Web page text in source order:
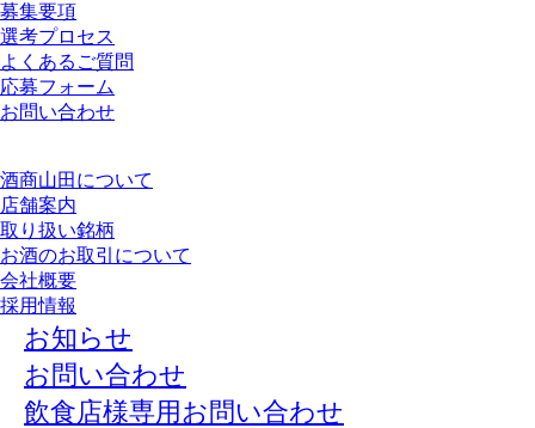
募集要項
選考プロセス
よくあるご質問
応募フォーム
お問い合わせ
酒商山田について
店舗案内
取り扱い銘柄
お酒のお取引について
会社概要
採用情報
お知らせ
お問い合わせ
飲食店様専用お問い合わせ